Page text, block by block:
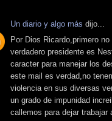
Un diario y algo más dijo...
Por Dios Ricardo,primero
verdadero presidente es
caracter para manejar los
este mail es verdad,no
violencia en sus diversas
un grado de impunidad
callemos para dejar trabajar